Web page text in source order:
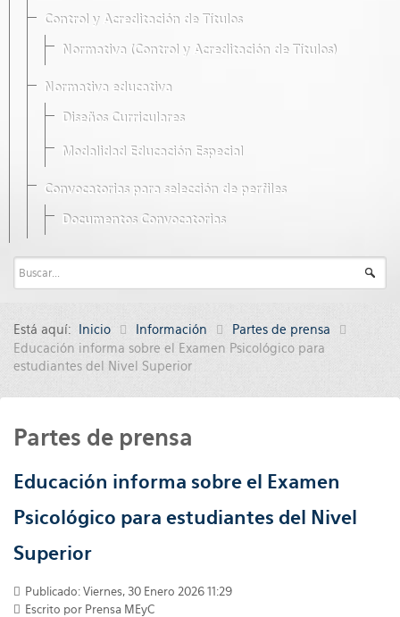
Control y Acreditación de Títulos
Normativa (Control y Acreditación de Títulos)
Normativa educativa
Diseños Curriculares
Modalidad Educación Especial
Convocatorias para selección de perfiles
Documentos Convocatorias
Está aquí: Inicio Información
Partes de prensa
Educación informa sobre el Examen Psicológico para
estudiantes del Nivel Superior
Partes de prensa
Educación informa sobre el Examen
Psicológico para estudiantes del Nivel
Superior
Publicado: Viernes, 30 Enero 2026 11:29
Escrito por Prensa MEyC